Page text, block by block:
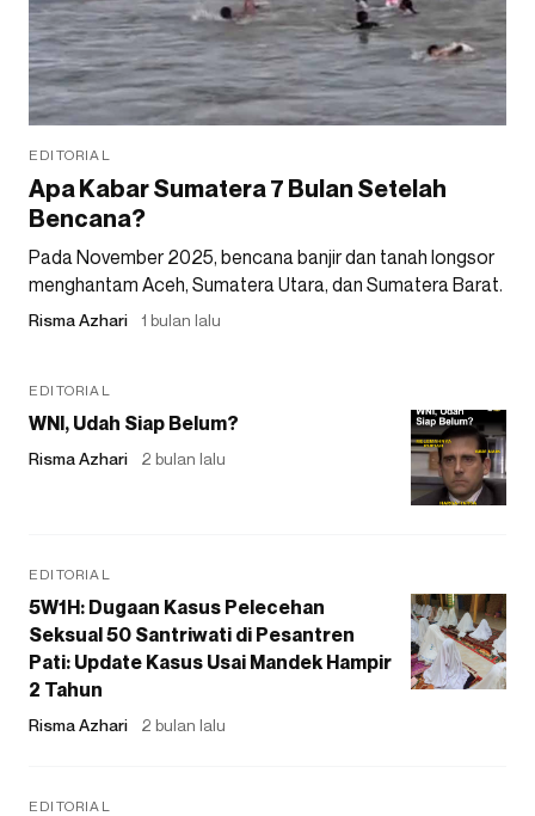
EDITORIAL
Apa Kabar Sumatera 7 Bulan Setelah
Bencana?
Pada November 2025, bencana banjir dan tanah longsor
menghantam Aceh, Sumatera Utara, dan Sumatera Barat.
Risma Azhari 1 bulan lalu
EDITORIAL
WNI, Udah Siap Belum?
Risma Azhari 2 bulan lalu
EDITORIAL
5W1H: Dugaan Kasus Pelecehan
Seksual 50 Santriwati di Pesantren
Pati: Update Kasus Usai Mandek Hampir
2 Tahun
Risma Azhari 2 bulan lalu
EDITORIAL